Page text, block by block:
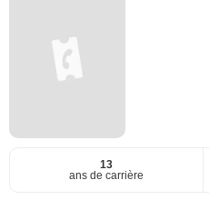
13
ans de carrière